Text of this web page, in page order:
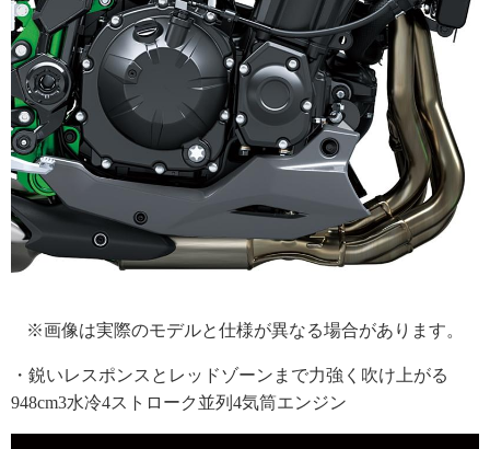
※画像は実際のモデルと仕様が異なる場合があります。
・鋭いレスポンスとレッドゾーンまで力強く吹け上がる
948cm3水冷4ストローク並列4気筒エンジン